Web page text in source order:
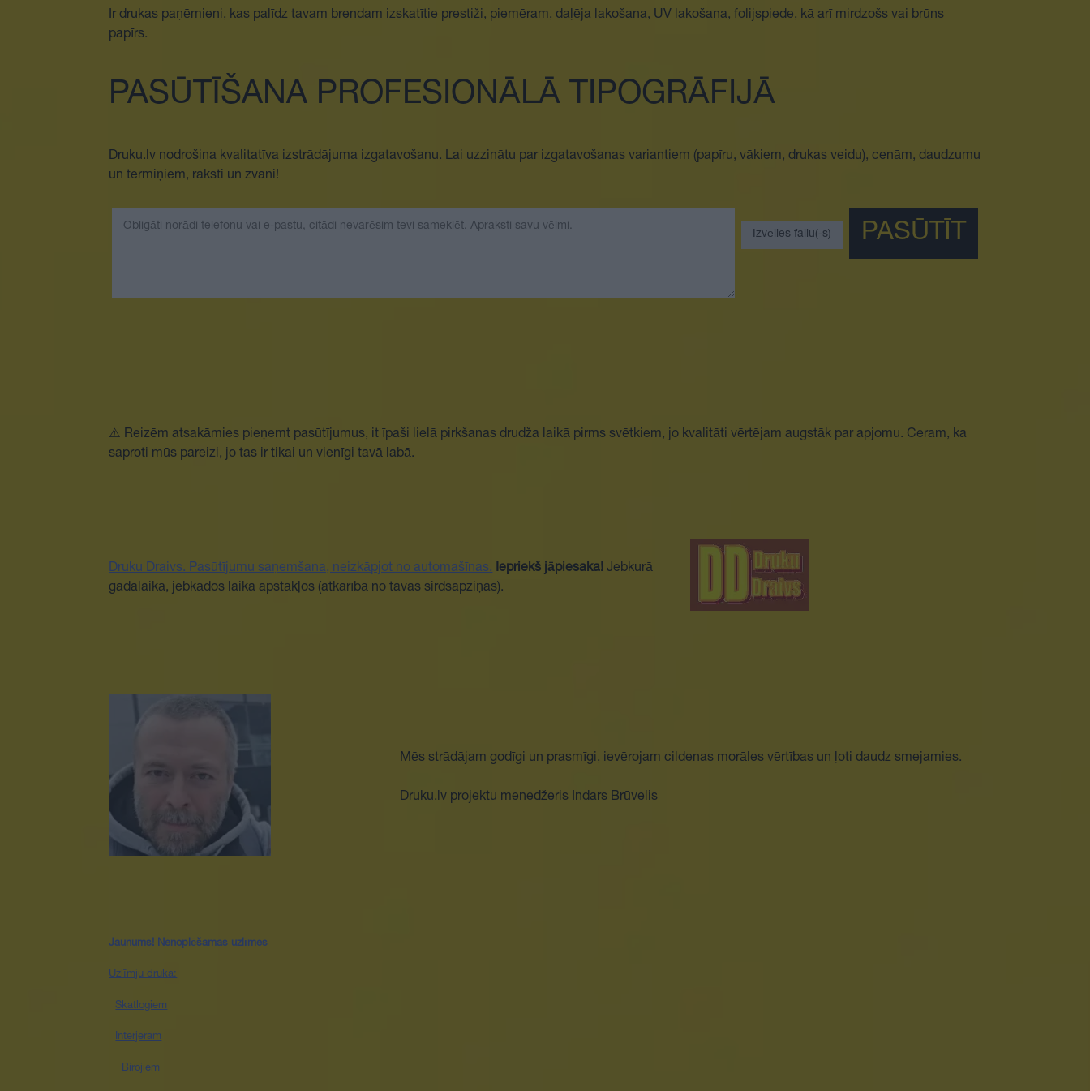
Ir drukas paņēmieni, kas palīdz tavam brendam izskatītie prestiži, piemēram, daļēja lakošana, UV lakošana, folijspiede, kā arī mirdzošs vai brūns
papīrs.
PASŪTĪŠANA PROFESIONĀLĀ TIPOGRĀFIJĀ
Druku.lv nodrošina kvalitatīva izstrādājuma izgatavošanu. Lai uzzinātu par izgatavošanas variantiem (papīru, vākiem, drukas veidu), cenām, daudzumu
un termiņiem, raksti un zvani!
⚠️ Reizēm atsakāmies pieņemt pasūtījumus, it īpaši lielā pirkšanas drudža laikā pirms svētkiem, jo kvalitāti vērtējam augstāk par apjomu. Ceram, ka
saproti mūs pareizi, jo tas ir tikai un vienīgi tavā labā.
Druku Draivs. Pasūtījumu saņemšana, neizkāpjot no automašīnas. Iepriekš jāpiesaka! Jebkurā
gadalaikā, jebkādos laika apstākļos (atkarībā no tavas sirdsapziņas).
Mēs strādājam godīgi un prasmīgi, ievērojam cildenas morāles vērtības un ļoti daudz smejamies.
Druku.lv projektu menedžeris Indars Brūvelis
Jaunums! Nenoplēšamas uzlīmes
Uzlīmju druka:
Skatlogiem
Interjeram
Birojiem